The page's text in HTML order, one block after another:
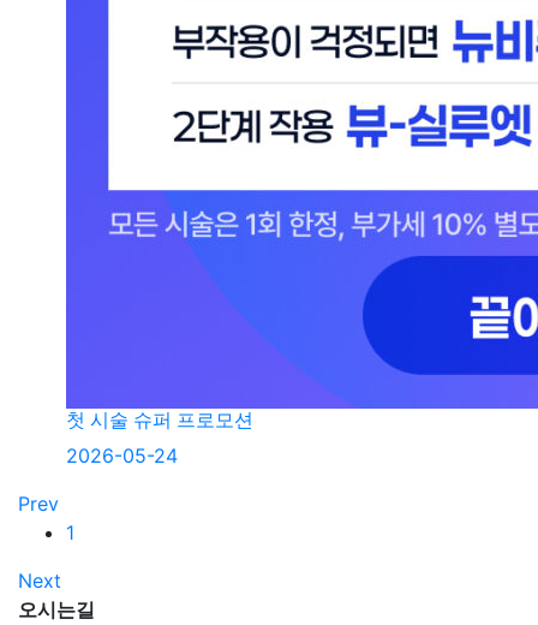
첫 시술 슈퍼 프로모션
2026-05-24
Prev
1
Next
오시는길